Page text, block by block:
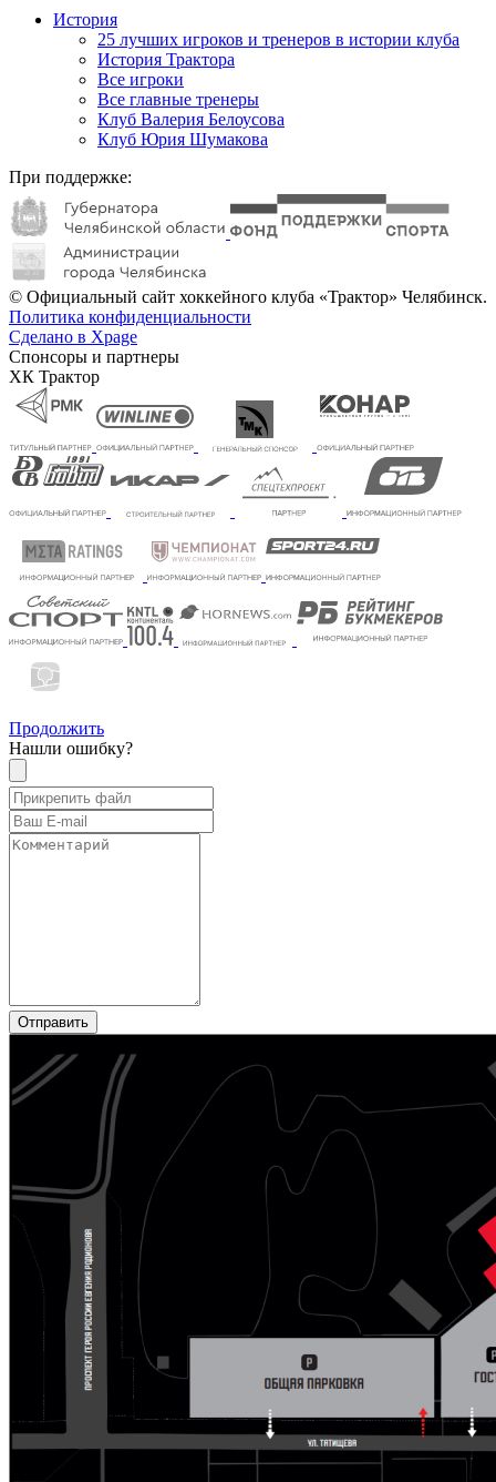
История
25 лучших игроков и тренеров в истории клуба
История Трактора
Все игроки
Все главные тренеры
Клуб Валерия Белоусова
Клуб Юрия Шумакова
При поддержке:
© Официальный сайт хоккейного клуба «Трактор» Челябинск.
Политика конфиденциальности
Сделано в Xpage
Спонсоры и партнеры
ХК Трактор
Продолжить
Нашли ошибку?